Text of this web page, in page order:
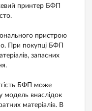
принтер БФП
пристрою
При покупці БФП
запасних
БФП може
модель внаслідок
матеріалів. В